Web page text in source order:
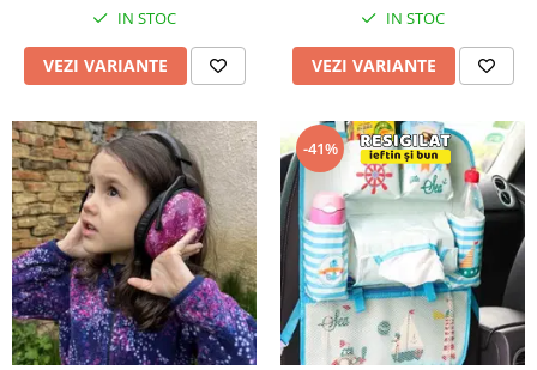
IN STOC
VEZI VARIANTE
IN STOC
VEZI VARIANTE
-41%